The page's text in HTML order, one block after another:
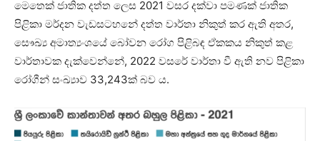
මෙතෙක් ජාතික දත්ත ලෙස 2021 වසර දක්වා පමණක් ජාතික
පිළිකා මර්දන වැඩසටහනේ දත්ත වාර්තා නිකුත් කර ඇති අතර,
සෞඛ්‍ය අමාත්‍යංශයේ බෝවන රෝග පිළිබඳ ඒකකය නිකුත් කළ
වාර්තාවක දැක්වෙන්නේ, 2022 වසරේ වාර්තා වී ඇති නව පිළිකා
රෝගීන් සංඛ්‍යාව 33,243ක් බව ය.